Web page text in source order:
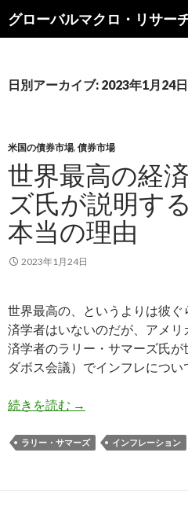
索
ン
キ
ッ
日別アーカイブ: 2023年1月24日
米国の債券市場, 債券市場
世界最高の経
ズ氏が説明す
本当の理由
2023年1月24日
世界最高の、というよりは彼
済学者はいないのだが、アメ
済学者のラリー・サマーズ氏
ダボス会議）でインフレについ
続きを読む 世界最高の経済学
→
ラリー・サマーズ インフレーション